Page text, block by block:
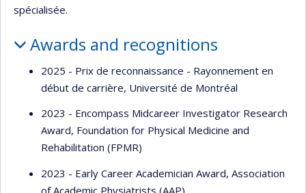
spécialisée.
Awards and recognitions
2025 - Prix de reconnaissance - Rayonnement en
début de carrière, Université de Montréal
2023 - Encompass Midcareer Investigator Research
Award, Foundation for Physical Medicine and
Rehabilitation (FPMR)
2023 - Early Career Academician Award, Association
of Academic Physiatrists (AAP)